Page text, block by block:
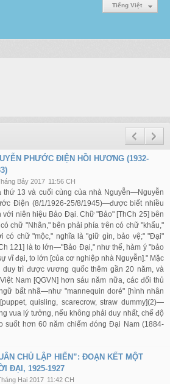
Tiếng Việt
PHƯỚC ĐIỆN HỒI HƯƠNG (1932-
Bảy 2017 11:56 CH
thứ 13 và cuối cùng của nhà Nguyễn—Nguyễn
Điện (8/1/1926-25/8/1945)—được biết nhiều
với niên hiệu Bảo Đại. Chữ "Bảo" [ThCh 25] bên
chữ "Nhân," bên phải phía trên có chữ "khẩu,"
có chữ "mộc," nghĩa là "giữ gìn, bảo vệ;" "Đại"
121] là to lớn—"Bảo Đại," như thế, hàm ý "bảo
vĩ đại, to lớn [của cơ nghiệp nhà Nguyễn]." Mặc
trì được vương quốc thêm gần 20 năm, và
Nam [QGVN] hơn sáu năm nữa, các đối thủ
bất nhã—như "mannequin doré" [hình nhân
quisling, scarecrow, straw dummy](2)—
vua lý tưởng, nếu không phải duy nhất, chế độ
suốt hơn 60 năm chiếm đóng Đại Nam (1884-
CHỦ LẬP HIẾN”: ĐOẠN KẾT MỘT
ĐẠI, 1925-1927
Hai 2017 11:42 CH